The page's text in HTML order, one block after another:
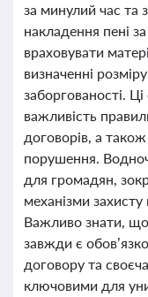
за минулий час та
накладення пені
враховувати
визначенні
заборгованості.
важливість
договорів, а також
порушення.
для громадян,
механізми захисту
Важливо знати, що
завжди є
договору та
ключовими для